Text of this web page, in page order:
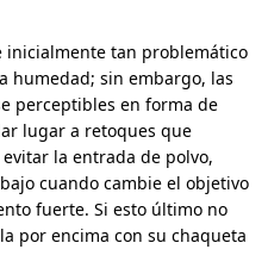
inicialmente tan problemático
humedad; sin embargo, las
perceptibles en forma de
lugar a retoques que
la entrada de polvo,
cuando cambie el objetivo
fuerte. Si esto último no
por encima con su chaqueta